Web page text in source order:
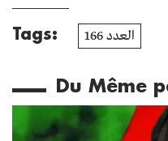
Tags: العدد 166
Du Même